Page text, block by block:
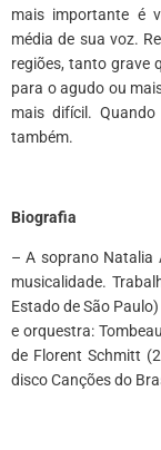
mais importante é
média de sua voz.
regiões, tanto grave
para o agudo ou
mais difícil.
também.
Biografia
– A soprano Natalia
musicalidade.
Estado de São
e orquestra: Tombeau
de Florent Schmitt
disco Canções do